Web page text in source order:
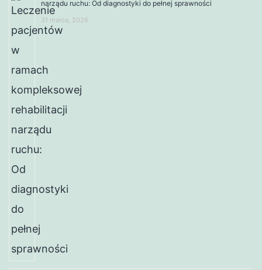
narządu ruchu: Od diagnostyki do pełnej sprawności
31 marca, 2026